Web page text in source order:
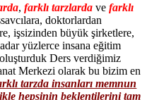
,farklı tarzlarda vefarklı
doktorlardan
işsizinden büyük şirketlere,
yüzlerce insana eğitim
Ders verdiğimiz
Merkezi olarak bu bizim en
tarzda insanları memnun
hepsinin beklentilerini tam